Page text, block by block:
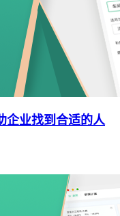
企业找到合适的人